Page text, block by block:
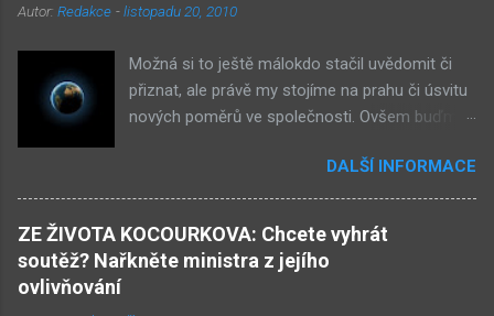
Autor: Redakce -listopadu 20, 2010
Možná si to ještě málokdo stačil uvědomit či
přiznat, ale právě my stojíme na prahu či úsvitu
nových poměrů ve společnosti. Ovšem buďme
Novými poměry ve společnosti myslím
přiklonění se s některé z nám již historicky
známých situací. Přiznejme si to otevřeně – je
to buď nová forma demokracie, anebo
nacismus. Těžko si někdo z nás mohl
DALŠÍ INFORMACE
ZE ŽIVOTA KOCOURKOVA: Chcete vyhrát
soutěž? Nařkněte ministra z jejího
ovlivňování